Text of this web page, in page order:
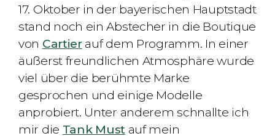
17. Oktober in der bayerischen Hauptstadt
stand noch ein Abstecher in die Boutique
von Cartierauf dem Programm. In einer
äußerst freundlichen Atmosphäre wurde
viel über die berühmte Marke
gesprochen und einige Modelle
anprobiert. Unter anderem schnallte ich
mir die Tank Mustauf mein